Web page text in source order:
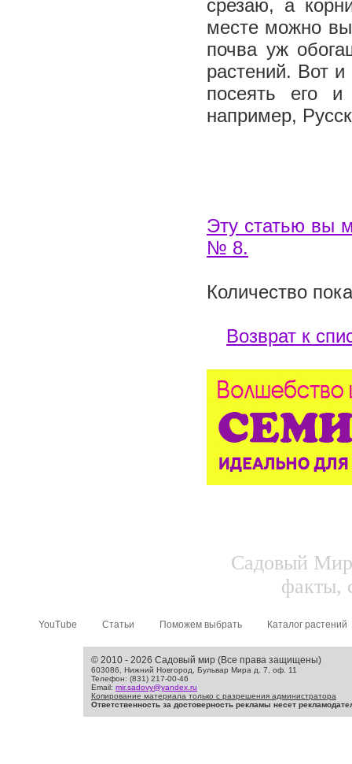
срезаю, а
месте можно
почва уж
растений. Вот
посеять его
например,
Эту статью вы
№ 8.
Количество
Возврат к
Садовый
факты,
YouTube Статьи Поможем выбрать Каталог растений
© 2010 - 2026 Садовый мир (Все права защищены)
603086, Нижний Новгород, Бульвар Мира д. 7, оф. 11
Телефон: (831) 217-00-46
Email: mir.sadovy@yandex.ru
Копирование материала только с разрешения администратора
Ответственность за достоверность рекламы несет